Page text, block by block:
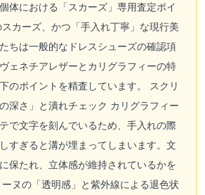
体における「スカーズ」専用査定ポイ
カーズ、かつ「手入れ丁寧」な現行美
ちは一般的なドレスシューズの確認項
ェネチアレザーとカリグラフィーの特
のポイントを精査しています。 スクリ
深さ」と潰れチェック カリグラフィー
で文字を刻んでいるため、手入れの際
すぎると溝が埋まってしまいます。文
保たれ、立体感が維持されているかを
ヌの「透明感」と紫外線による退色状